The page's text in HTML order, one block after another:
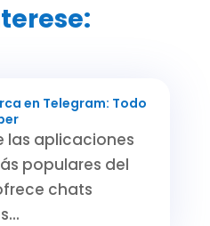
en Telegram: Todo
las aplicaciones
populares del
chats